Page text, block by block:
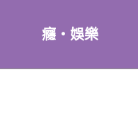
癮・娛樂